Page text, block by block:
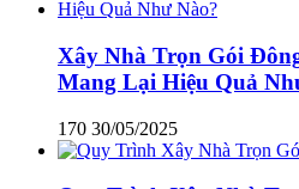
Xây Nhà Trọn Gói
Mang Lại Hiệu Quả
170 30/05/2025